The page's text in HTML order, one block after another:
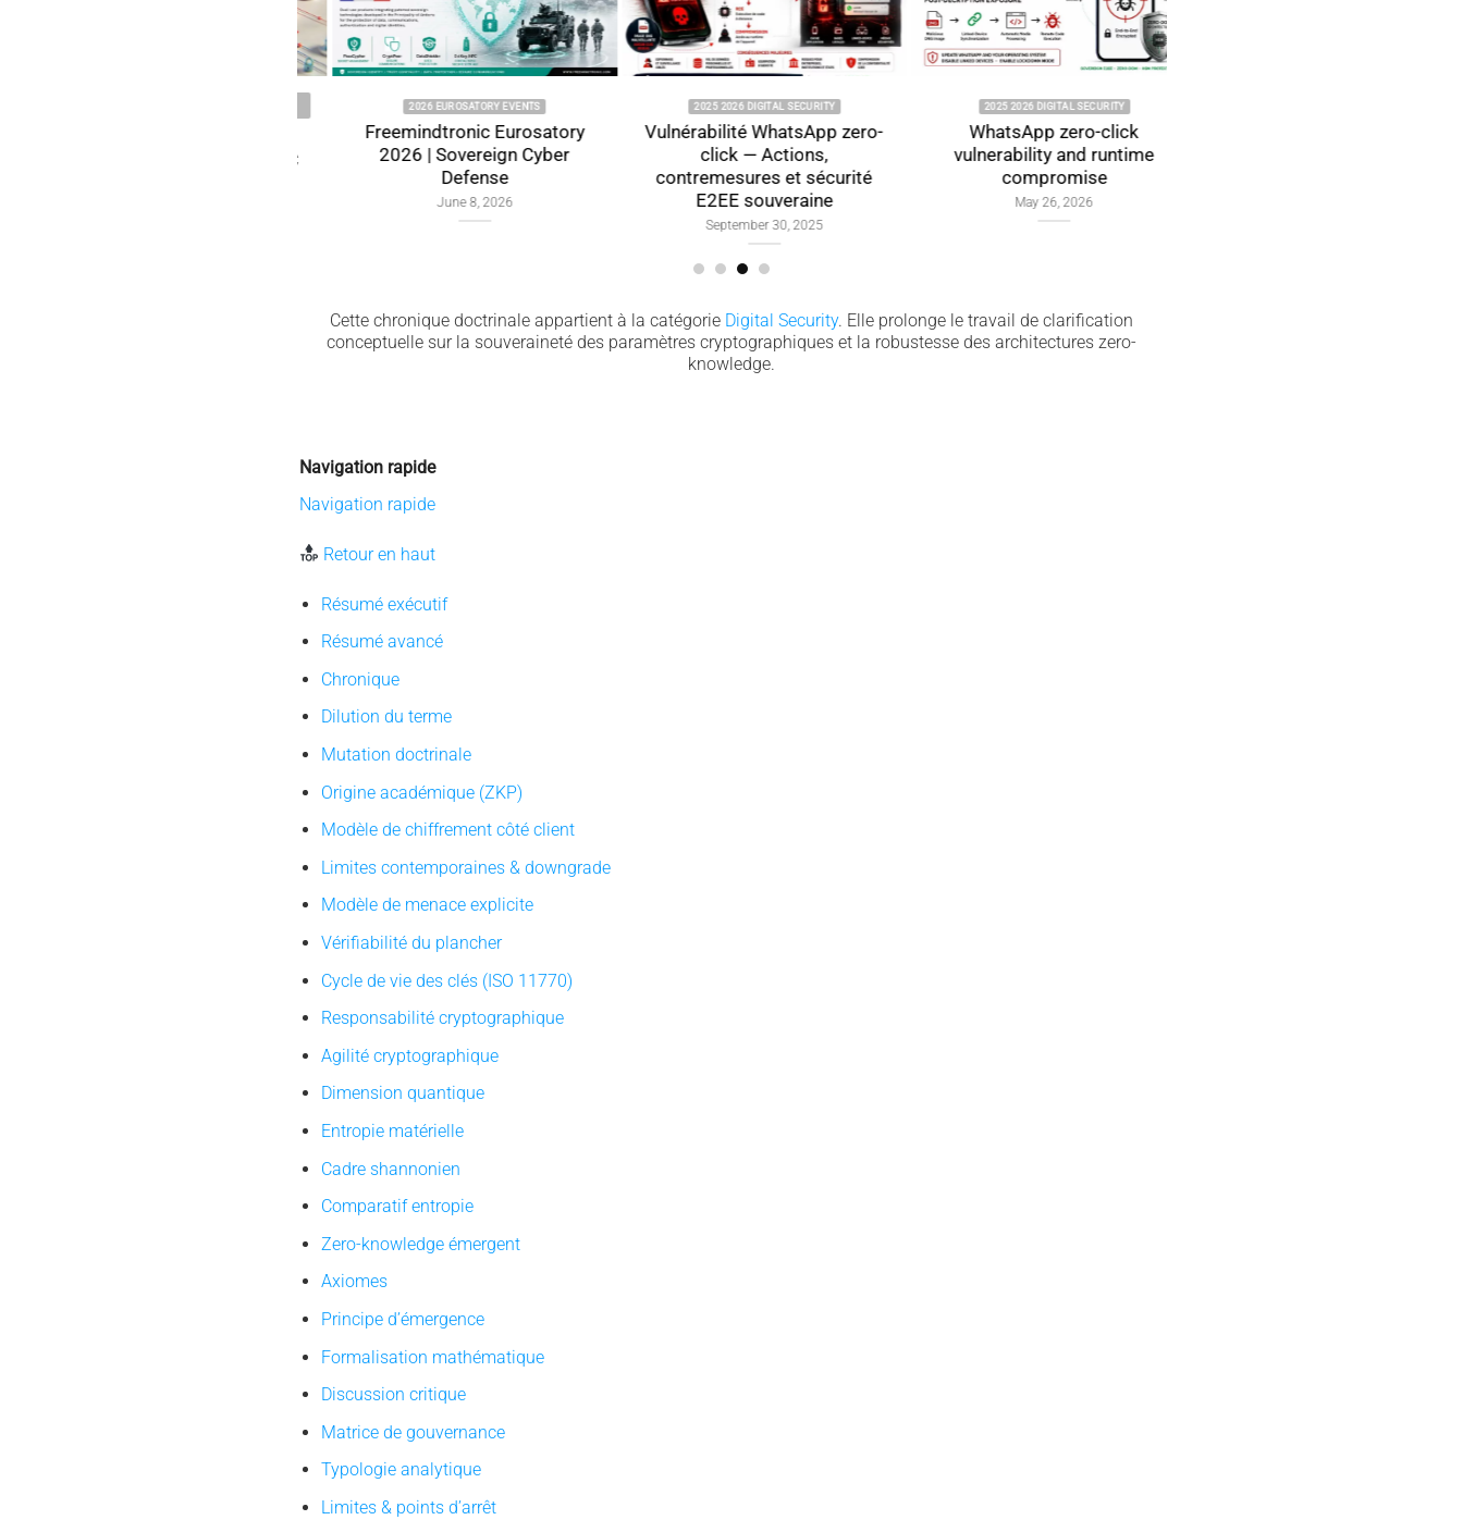
2026 EUROSATORY EVENTS
Freemindtronic Eurosatory
2026 | Sovereign Cyber
Defense
June 8, 2026
2025 2026 DIGITAL SECURITY
Vulnérabilité WhatsApp zero-
click — Actions,
contremesures et sécurité
E2EE souveraine
September 30, 2025
2025 2026 DIGITAL SECURITY
WhatsApp zero-click
vulnerability and runtime
compromise
May 26, 2026
Cette chronique doctrinale appartient à la catégorie Digital Security. Elle prolonge le travail de clarification
conceptuelle sur la souveraineté des paramètres cryptographiques et la robustesse des architectures zero-
knowledge.
Navigation rapide
Navigation rapide
Retour en haut
Résumé exécutif
Résumé avancé
Chronique
Dilution du terme
Mutation doctrinale
Origine académique (ZKP)
Modèle de chiffrement côté client
Limites contemporaines & downgrade
Modèle de menace explicite
Vérifiabilité du plancher
Cycle de vie des clés (ISO 11770)
Responsabilité cryptographique
Agilité cryptographique
Dimension quantique
Entropie matérielle
Cadre shannonien
Comparatif entropie
Zero-knowledge émergent
Axiomes
Principe d’émergence
Formalisation mathématique
Discussion critique
Matrice de gouvernance
Typologie analytique
Limites & points d’arrêt